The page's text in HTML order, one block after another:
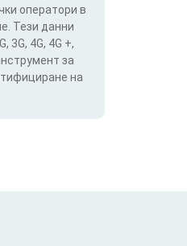
оператори в
Тези данни
3G, 4G, 4G +,
за
на